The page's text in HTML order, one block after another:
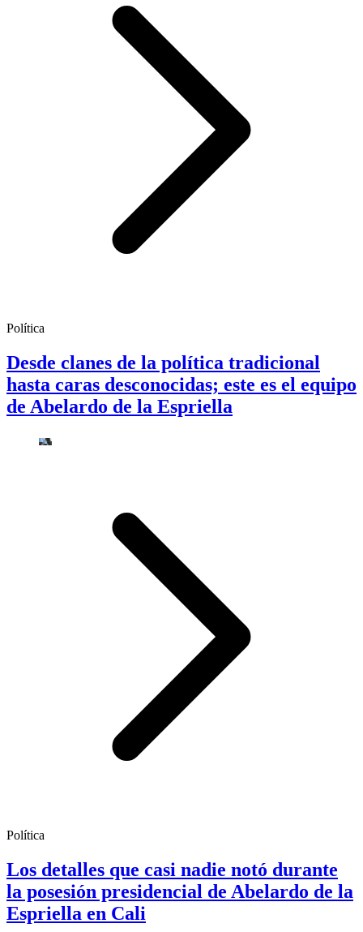
Política
Desde clanes de la política tradicional
hasta caras desconocidas; este es el equipo
de Abelardo de la Espriella
Política
Los detalles que casi nadie notó durante
la posesión presidencial de Abelardo de la
Espriella en Cali